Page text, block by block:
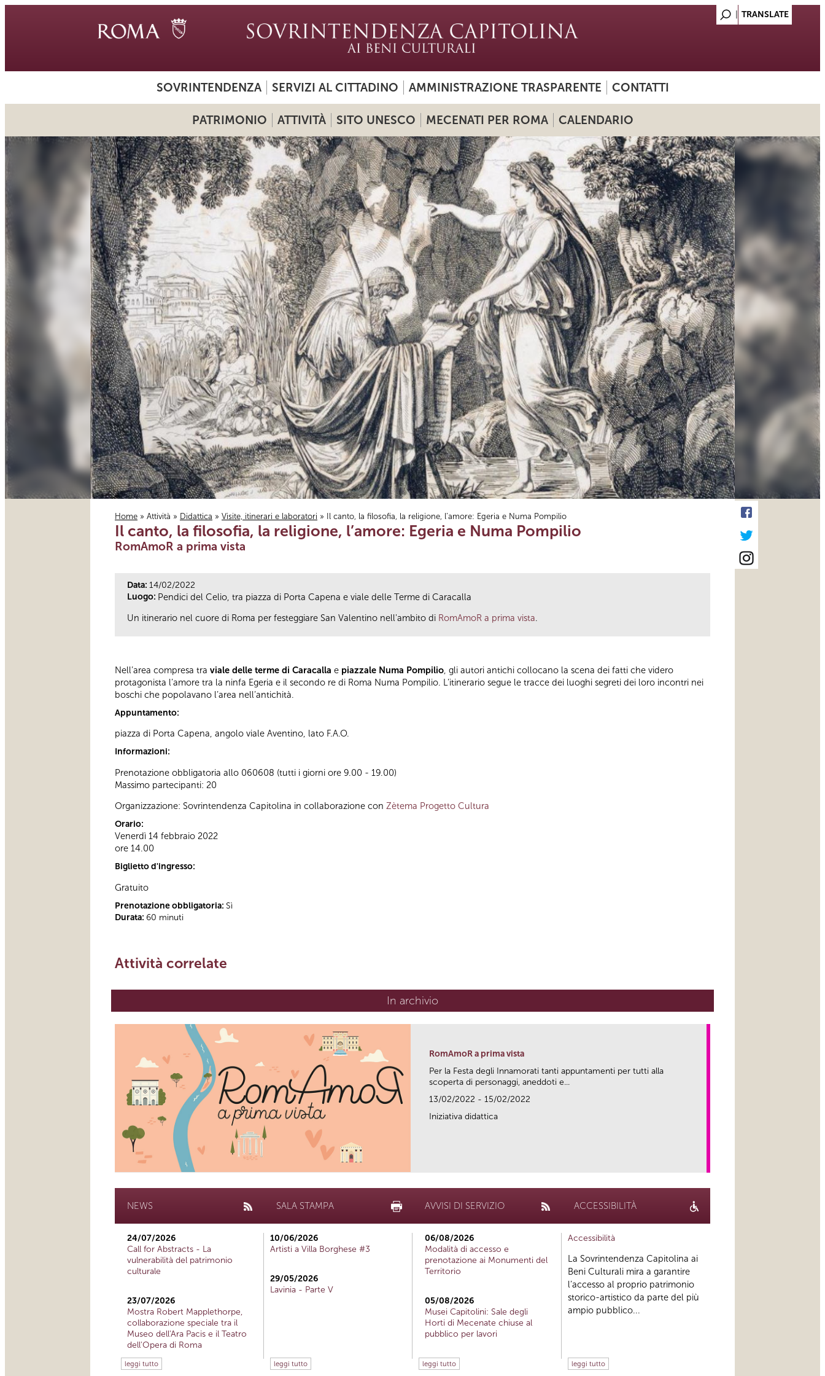
SOVRINTENDENZA SERVIZI AL CITTADINO AMMINISTRAZIONE TRASPARENTE CONTATTI
PATRIMONIO ATTIVITÀ SITO UNESCO MECENATI PER ROMA CALENDARIO
Tu sei qui
Home » Attività » Didattica » Visite, itinerari e laboratori » Il canto, la filosofia, la religione, l’amore: Egeria e Numa Pompilio
Il canto, la filosofia, la religione, l’amore: Egeria e Numa Pompilio
RomAmoR a prima vista
Data: 14/02/2022
Luogo: Pendici del Celio, tra piazza di Porta Capena e viale delle Terme di Caracalla
Un itinerario nel cuore di Roma per festeggiare San Valentino nell'ambito di RomAmoR a prima vista.
Nell’area compresa tra viale delle terme di Caracalla e piazzale Numa Pompilio , gli autori antichi collocano la scena dei fatti che videro
protagonista l’amore tra la ninfa Egeria e il secondo re di Roma Numa Pompilio. L’itinerario segue le tracce dei luoghi segreti dei loro incontri nei
boschi che popolavano l’area nell’antichità.
Appuntamento:
piazza di Porta Capena, angolo viale Aventino, lato F.A.O.
Informazioni:
Prenotazione obbligatoria allo 060608 (tutti i giorni ore 9.00 - 19.00)
Massimo partecipanti: 20
Organizzazione: Sovrintendenza Capitolina in collaborazione con Zètema Progetto Cultura
Orario:
Venerdì 14 febbraio 2022
ore 14.00
Biglietto d'ingresso:
Gratuito
Prenotazione obbligatoria: Sì
Durata: 60 minuti
Attività correlate
In archivio
RomAmoR a prima vista
Per la Festa degli Innamorati tanti appuntamenti per tutti alla
scoperta di personaggi, aneddoti e...
13/02/2022 - 15/02/2022
Iniziativa didattica
NEWS
24/07/2026
Call for Abstracts - La
vulnerabilità del patrimonio
culturale
23/07/2026
Mostra Robert Mapplethorpe,
collaborazione speciale tra il
Museo dell'Ara Pacis e il Teatro
dell'Opera di Roma
leggi tutto
SALA STAMPA
10/06/2026
Artisti a Villa Borghese #3
29/05/2026
Lavinia - Parte V
leggi tutto
AVVISI DI SERVIZIO
06/08/2026
Modalità di accesso e
prenotazione ai Monumenti del
Territorio
05/08/2026
Musei Capitolini: Sale degli
Horti di Mecenate chiuse al
pubblico per lavori
leggi tutto
ACCESSIBILITÀ
Accessibilità
La Sovrintendenza Capitolina ai
Beni Culturali mira a garantire
l’accesso al proprio patrimonio
storico-artistico da parte del più
ampio pubblico...
leggi tutto